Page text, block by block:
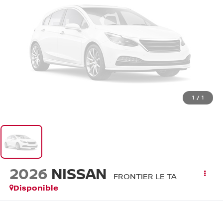
1 / 1
2026 NISSAN
FRONTIER LE TA
Disponible